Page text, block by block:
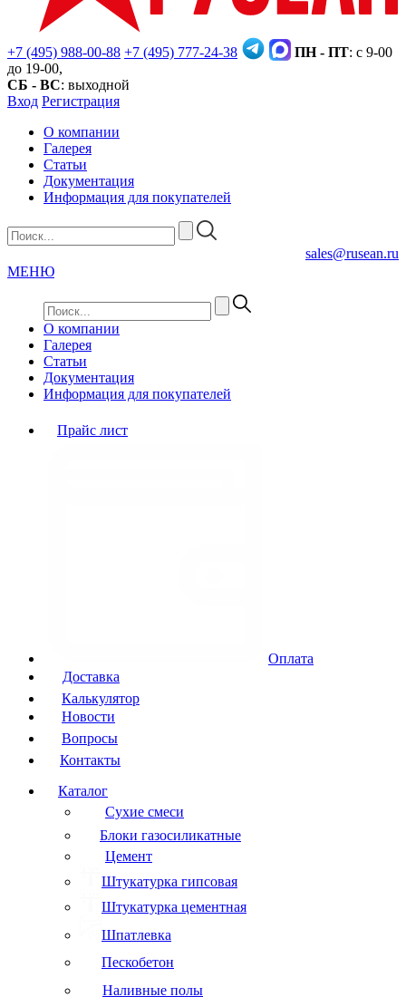
+7 (495) 988-00-88 +7 (495) 777-24-38 ПН - ПТ: с 9-00
до 19-00,
СБ - ВС: выходной
Вход Регистрация
О компании
Галерея
Статьи
Документация
Информация для покупателей
sales@rusean.ru
МЕНЮ
О компании
Галерея
Статьи
Документация
Информация для покупателей
Прайс лист
Оплата
Доставка
Калькулятор
Новости
Вопросы
Контакты
Каталог
Сухие смеси
Блоки газосиликатные
Цемент
Штукатурка гипсовая
Штукатурка цементная
Шпатлевка
Пескобетон
Наливные полы